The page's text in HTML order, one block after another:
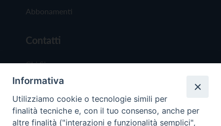
Abbonamenti
Contatti
Chi Siamo
Redazione
Scrivici
Informativa
Utilizziamo cookie o tecnologie simili per
finalità tecniche e, con il tuo consenso, anche per
altre finalità ("interazioni e funzionalità semplici",